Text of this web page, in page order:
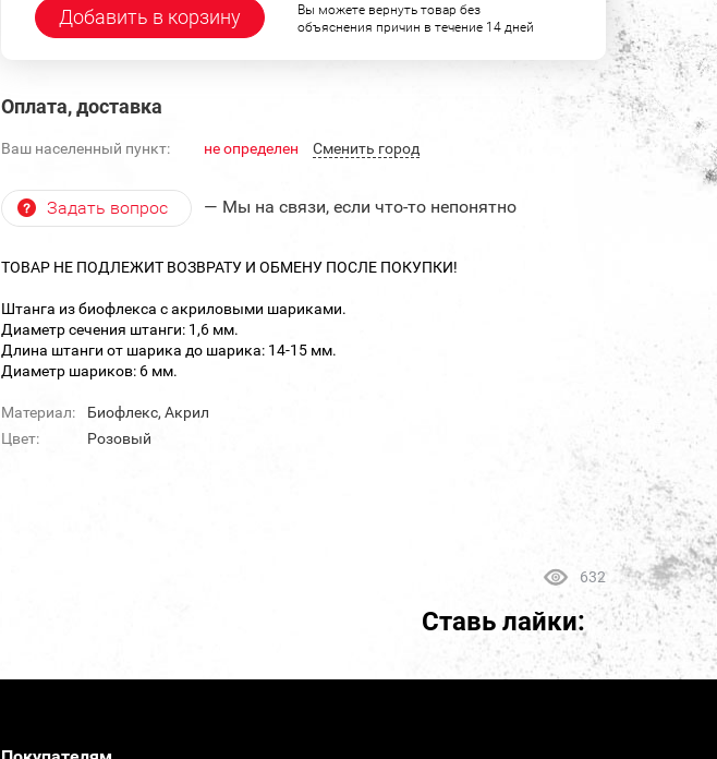
Добавить в корзину
Вы можете вернуть товар без
объяснения причин в течение 14 дней
Оплата, доставка
Ваш населенный пункт: не определен Cменить город
Задать вопрос — Мы на связи, если что-то непонятно
ТОВАР НЕ ПОДЛЕЖИТ ВОЗВРАТУ И ОБМЕНУ ПОСЛЕ ПОКУПКИ!
Штанга из биофлекса с акриловыми шариками.
Диаметр сечения штанги: 1,6 мм.
Длина штанги от шарика до шарика: 14-15 мм.
Диаметр шариков: 6 мм.
Материал:
Биофлекс, Акрил
Цвет:
Розовый
632
Ставь лайки: